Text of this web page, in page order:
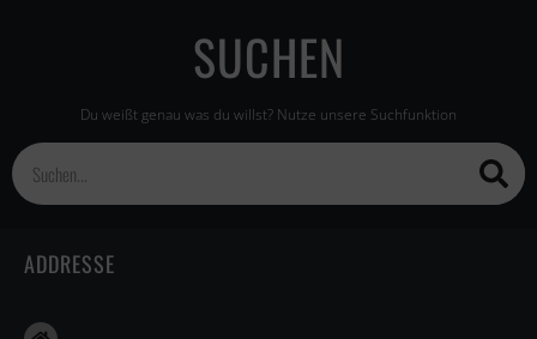
SUCHEN
Du weißt genau was du willst? Nutze unsere Suchfunktion
ADDRESSE